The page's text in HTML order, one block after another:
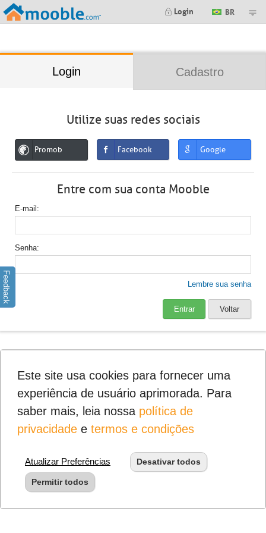
Login BR
Login Cadastro
Utilize suas redes sociais
Promob Facebook Google
Entre com sua conta Mooble
E-mail
Senha
Lembre sua senha
Entrar Voltar
Feedback
Este site usa cookies para fornecer uma
experiência de usuário aprimorada. Para
saber mais, leia nossa política de
privacidadee termos e condições
Atualizar Preferências Desativar todos
Permitir todos